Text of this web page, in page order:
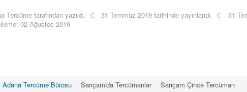
Tercüme tarafından yazıldı. 31 Temmuz 2019 tarihinde yayınlandı.
31
02 Ağustos 2019
Adana Tercüme Bürosu Sarıçam'da Tercümanlar Sarıçam Çince Tercüman